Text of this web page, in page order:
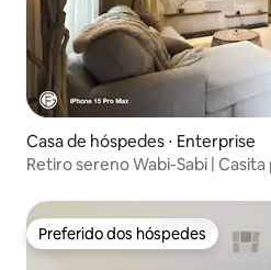
Casa de hóspedes ⋅ Enterprise
Retiro sereno Wabi-Sabi |
Preferido dos hóspedes
Preferido dos hóspedes